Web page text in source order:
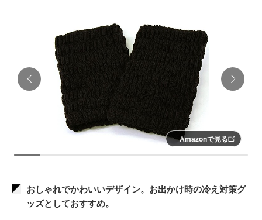
Amazonで見る
おしゃれでかわいいデザイン。お出かけ時の冷え対策グ
ッズとしておすすめ。